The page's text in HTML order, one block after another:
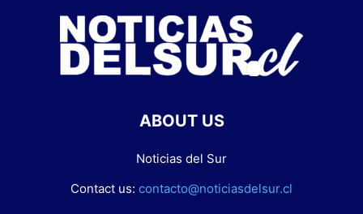
ABOUT US
Noticias del Sur
Contact us: contacto@noticiasdelsur.cl